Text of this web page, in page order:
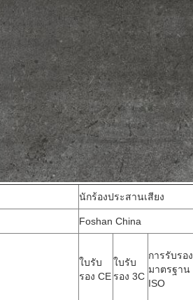
นักร้องประสานเสียง
Foshan China
ใบรับ
รอง CE
ใบรับ
รอง 3C
การรับรอง
มาตรฐาน
ISO